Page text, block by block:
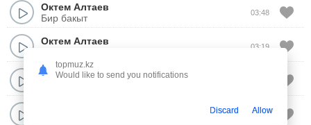
Октем Алтаев
Бир бакыт
03:48
Октем Алтаев
03:19
Октем Алтаев
04:26
topmuz.kz
Would like to send you notifications
Discard Allow